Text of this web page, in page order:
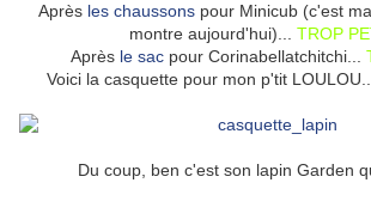
Après les chaussons pour Minicub (c'est
montre aujourd'hui)... TROP
Après le sac pour Corinabellatchitchi...
Voici la casquette pour mon p'tit LOULOU...
Du coup, ben c'est son lapin Garden